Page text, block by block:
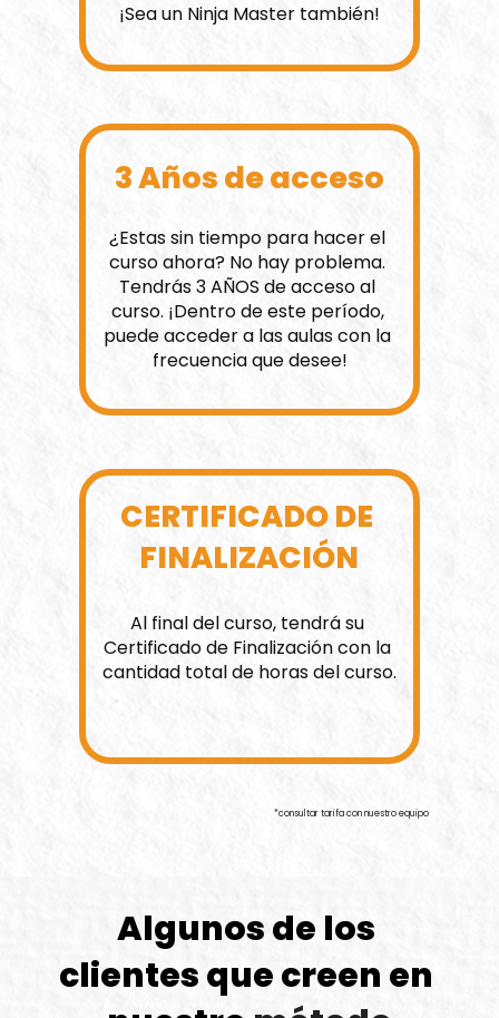
*consultar tarifa con nuestro equipo
¡Sea un Ninja Master también!
3 Años de acceso
¿Estas sin tiempo para hacer el
curso ahora? No hay problema.
Tendrás 3 AÑOS de acceso al
curso. ¡Dentro de este período,
puede acceder a las aulas con la
frecuencia que desee!
CERTIFICADO DE
FINALIZACIÓN
Al final del curso, tendrá su
Certificado de Finalización con la
cantidad total de horas del curso.
Algunos de los
clientes que creen en